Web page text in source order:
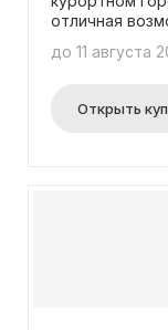
отличная
сезоны». Эта
до 11 августа
Открыть